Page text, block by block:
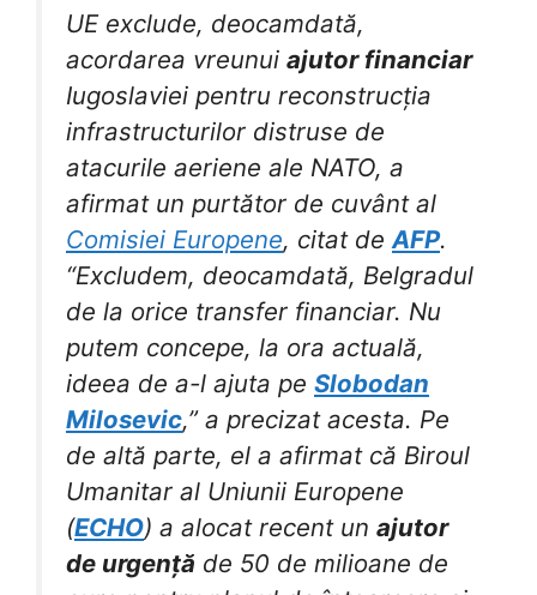
UE exclude, deocamdată,
acordarea vreunui ajutor financiar
Iugoslaviei pentru reconstrucția
infrastructurilor distruse de
atacurile aeriene ale NATO, a
afirmat un purtător de cuvânt al
Comisiei Europene, citat deAFP.
“Excludem, deocamdată, Belgradul
de la orice transfer financiar. Nu
putem concepe, la ora actuală,
ideea de a-l ajuta pe Slobodan
Milosevic,” a precizat acesta. Pe
de altă parte, el a afirmat că Biroul
Umanitar al Uniunii Europene
(ECHO) a alocat recent un ajutor
de urgență de 50 de milioane de